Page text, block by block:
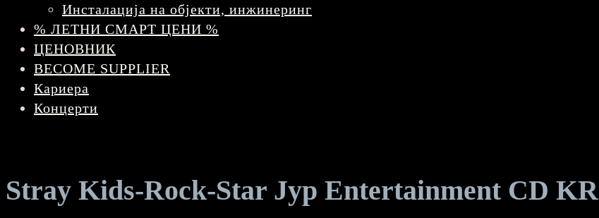
Инсталација на објекти, инжинеринг
% ЛЕТНИ СМАРТ ЦЕНИ %
ЦЕНОВНИК
BECOME SUPPLIER
Кариера
Концерти
Stray Kids-Rock-Star Jyp Entertainment CD KR